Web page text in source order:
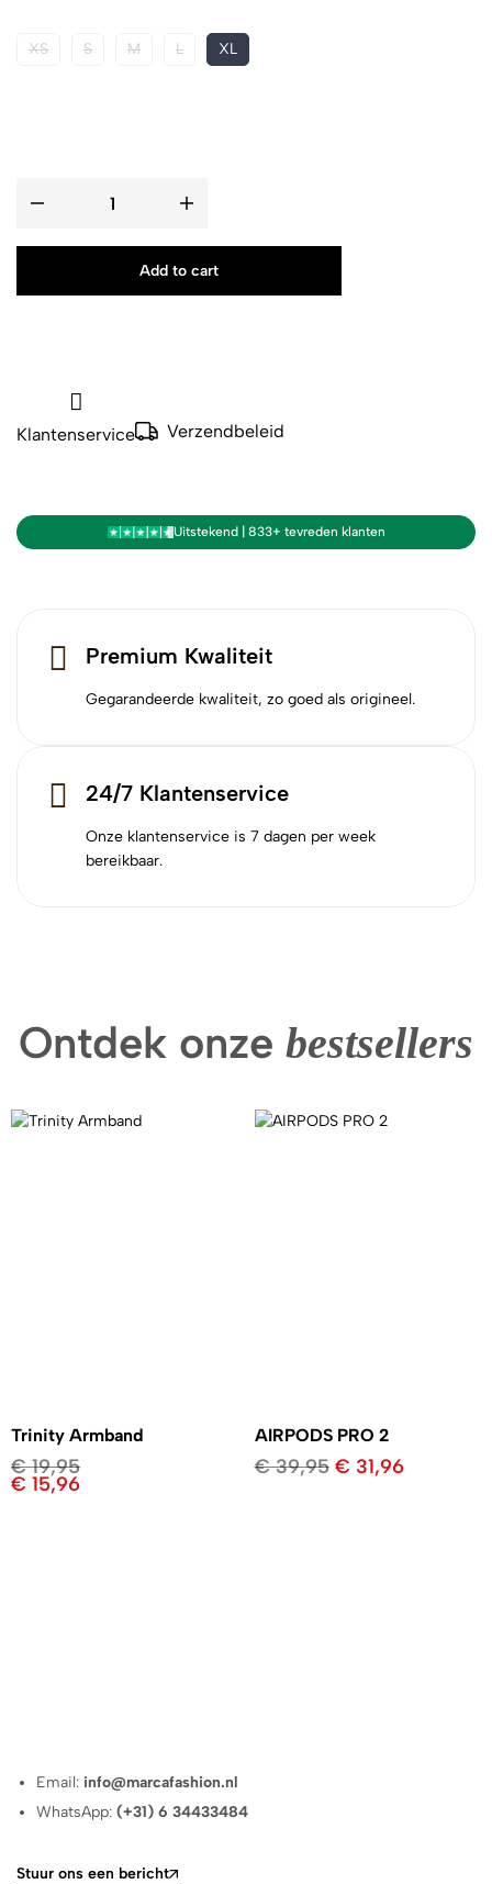
XS S M L XL
Add to cart
Klantenservice Verzendbeleid
Uitstekend | 833+ tevreden klanten
Premium Kwaliteit
Gegarandeerde kwaliteit, zo goed als origineel.
24/7 Klantenservice
Onze klantenservice is 7 dagen per week
bereikbaar.
Ontdek onze bestsellers
Trinity Armband
€19,95
€ 15,96
AIRPODS PRO 2
€39,95 € 31,96
Email: info@marcafashion.nl
WhatsApp:(+31) 6 34433484
Stuur ons een bericht